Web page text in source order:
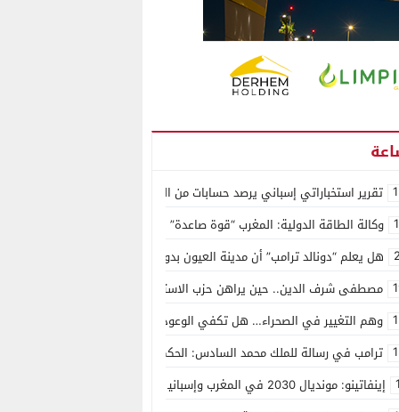
تقرير استخباراتي إسباني يرصد حسابات من الجزائر وأرقاما بـ”213+” ضمن حملة رقمية منظمة حرّضت على اقتحام سبتة
وكالة الطاقة الدولية: المغرب “قوة صاعدة” في سوق المعادن الاستراتيجية
هل يعلم “دونالد ترامب” أن مدينة العيون بدون ماء؟
مصطفى شرف الدين.. حين يراهن حزب الاستقلال على الكفاءة ويمنح الشباب
وهم التغيير في الصحراء… هل تكفي الوعود الفارغة لصناعة الواقع؟
ترامب في رسالة للملك محمد السادس: الحكم الذاتي هو الأساس الوحيد لحل
إينفاتينو: مونديال 2030 في المغرب وإسبانيا والبرتغال سيكون “الأجمل في التاريخ”